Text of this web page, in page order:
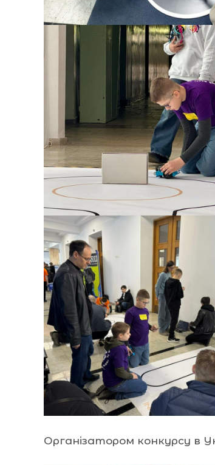
Організатором конкурсу в